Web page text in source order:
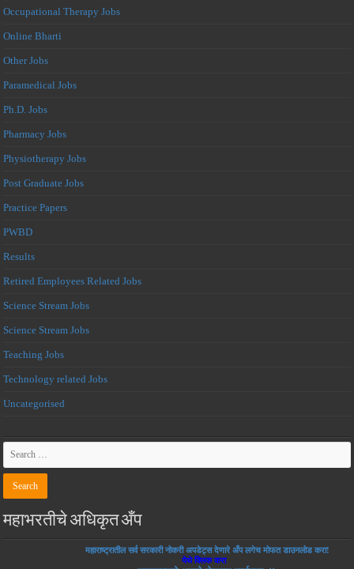
Occupational Therapy Jobs
Online Bharti
Other Jobs
Paramedical Jobs
Ph.D. Jobs
Pharmacy Jobs
Physiotherapy Jobs
Post Graduate Jobs
Practice Papers
PWBD
Results
Retired Employees Related Jobs
Science Stream Jobs
Science Stream Jobs
Teaching Jobs
Technology related Jobs
Uncategorised
महाभरतीचे अधिकृत अँप
महाराष्ट्रातील सर्व सरकारी नोकरी अपडेट्स देणारे अँप लगेच मोफत डाउनलोड करा!
येथे क्लिक करा